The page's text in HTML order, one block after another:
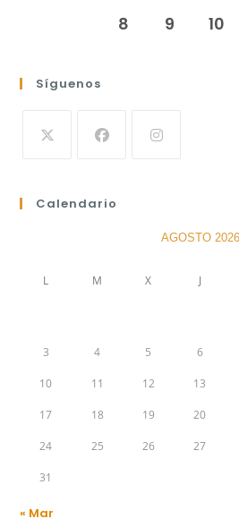
8
9 10
Síguenos
Calendario
AGOSTO 2026
L M X J
3 4 5 6
10 11 12 13
17 18 19 20
24 25 26 27
31
« Mar